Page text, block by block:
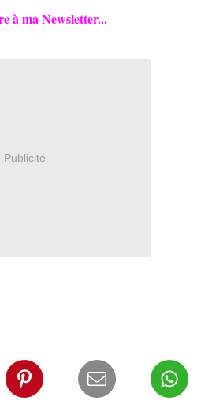
à ma Newsletter...
Publicité